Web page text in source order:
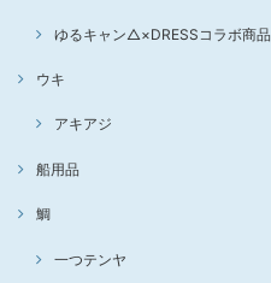
ゆるキャン△×DRESSコラボ商品
ウキ
アキアジ
船用品
鯛
一つテンヤ